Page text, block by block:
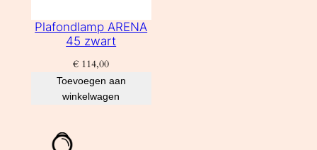
Plafondlamp ARENA
45 zwart
€ 114,00
Toevoegen aan
winkelwagen